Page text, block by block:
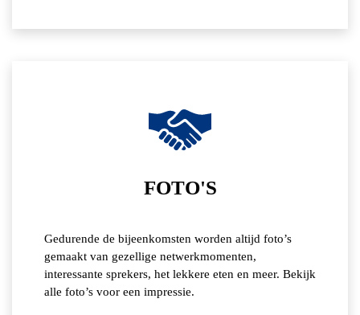
FOTO'S
Gedurende de bijeenkomsten worden altijd foto’s
gemaakt van gezellige netwerkmomenten,
interessante sprekers, het lekkere eten en meer. Bekijk
alle foto’s voor een impressie.